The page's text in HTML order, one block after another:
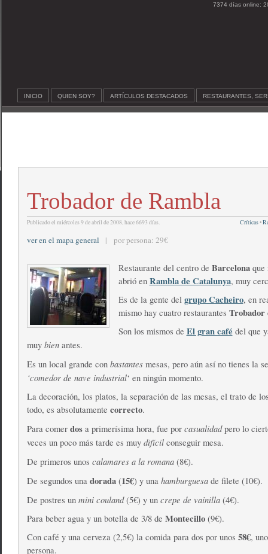
7374 días online:
INICIO QUIEN SOY? ARTÍCULOS DESTACADOS RESTAURANTES,
Trobador de Rambla
Publicado el miércoles 9 de abril de 2008, hace 6693 días. Críticas•
ver en el mapa general | por persona: 29€
Restaurante del centro de Barcelonaque
abrió en Rambla de Catalunya, muy
Es de la gente del grupo Cacheiro, en
mismo hay cuatro restaurantes Trobador
Son los mismos de El gran café del que
muy bien antes.
Es un local grande con bastantes mesas, pero aún así no tienes la
‘comedor de nave industrial‘ en ningún momento.
La decoración, los platos, la separación de las mesas, el trato de
todo, es absolutamente correcto.
Para comer dos a primerísima hora, fue por casualidadpero lo
veces un poco más tarde es muy difícil conseguir mesa.
De primeros unos calamares a la romana(8€).
De segundos una dorada (15€) y una hamburguesa de filete (10€).
De postres un mini couland(5€) y un crepe de vainilla(4€).
Para beber agua y un botella de 3/8 de Montecillo (9€).
Con café y una cerveza (2,5€) la comida para dos por unos 58€,
persona.